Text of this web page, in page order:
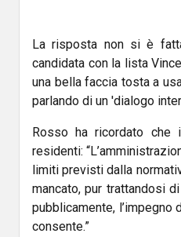
La risposta non si è
candidata con la lista
una bella faccia tosta a
parlando di un 'dialogo
Rosso ha ricordato
residenti:
limiti previsti dalla
mancato, pur trattandosi
pubblicamente, l’impegno
consente.”